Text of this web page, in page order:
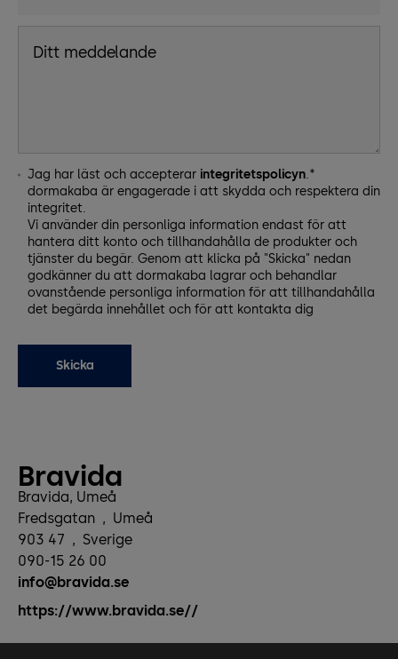
Jag har läst och accepterar integritetspolicyn.*
dormakaba är engagerade i att skydda och respektera din
integritet.
Vi använder din personliga information endast för att
hantera ditt konto och tillhandahålla de produkter och
tjänster du begär. Genom att klicka på "Skicka" nedan
godkänner du att dormakaba lagrar och behandlar
ovanstående personliga information för att tillhandahålla
det begärda innehållet och för att kontakta dig
Bravida
Bravida, Umeå
Fredsgatan , Umeå
903 47 , Sverige
090-15 26 00
info@bravida.se
https://www.bravida.se//